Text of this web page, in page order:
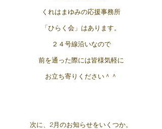
くれはまゆみの応援事務所
「ひらく会」はあります。
２４号線沿いなので
前を通った際には皆様気軽に
お立ち寄りください＾＾
次に、2月のお知らせをいくつか。